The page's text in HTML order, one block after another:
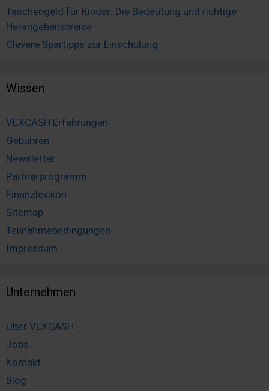
Taschengeld für Kinder: Die Bedeutung und richtige
Herangehensweise
Clevere Spartipps zur Einschulung
Wissen
VEXCASH Erfahrungen
Gebühren
Newsletter
Partnerprogramm
Finanzlexikon
Sitemap
Teilnahmebedingungen
Impressum
Unternehmen
Über VEXCASH
Jobs
Kontakt
Blog